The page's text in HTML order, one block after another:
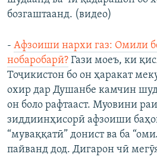
бозгаштаанд. (видео)
- Афзоиши нархи газ: Омили
нобаробарӣ? Гази моеъ, ки
Тоҷикистон бо он ҳаракат
охир дар Душанбе камчин
он боло рафтааст. Муовини
зиддиинҳисорӣ афзоиши
“муваққатӣ” донист ва ба
пайванд дод. Дигарон чӣ